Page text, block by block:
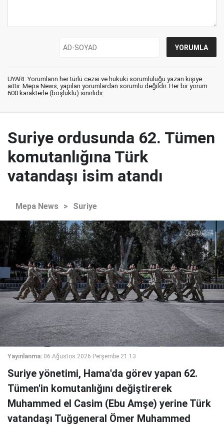
UYARI: Yorumların her türlü cezai ve hukuki sorumluluğu yazan kişiye
aittir. Mepa News, yapılan yorumlardan sorumlu değildir. Her bir yorum
600 karakterle (boşluklu) sınırlıdır.
Suriye ordusunda 62. Tümen
komutanlığına Türk
vatandaşı isim atandı
Mepa News > Suriye
Yayınlanma: 06 Ağustos 2026 Perşembe 21:13
Suriye yönetimi, Hama'da görev yapan 62.
Tümen'in komutanlığını değiştirerek
Muhammed el Casim (Ebu Amşe) yerine Türk
vatandaşı Tuğgeneral Ömer Muhammed